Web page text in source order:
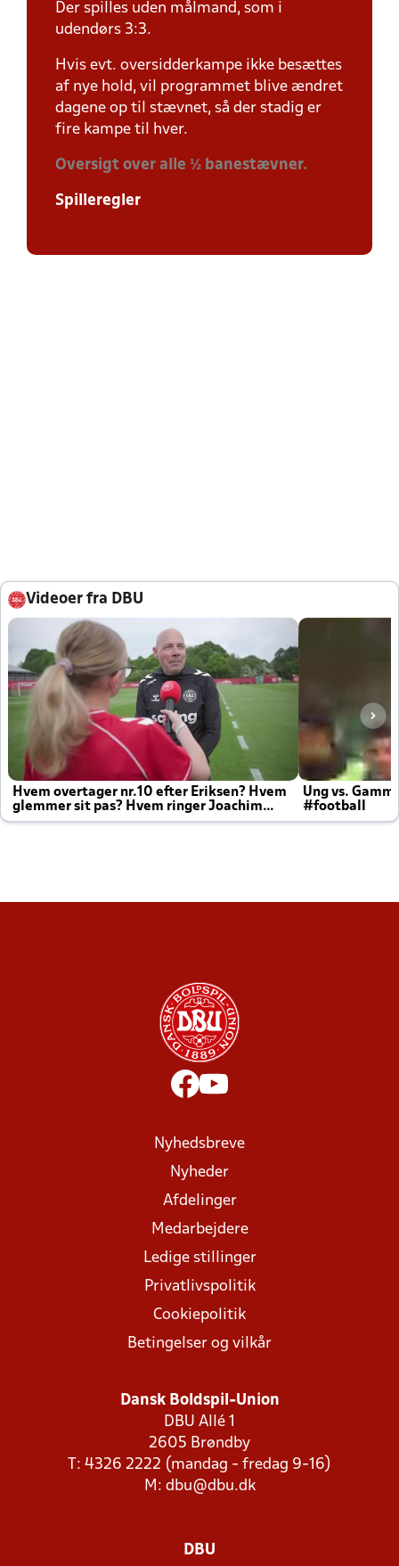
Der spilles uden målmand, som i
udendørs 3:3.
Hvis evt. oversidderkampe ikke besættes
af nye hold, vil programmet blive ændret
dagene op til stævnet, så der stadig er
fire kampe til hver.
Oversigt over alle ½ banestævner.
Spilleregler
Videoer fra DBU
Hvem overtager nr.10 efter Eriksen? Hvem
glemmer sit pas? Hvem ringer Joachim
altid til efter kampe?
Ung vs.
#football
Nyhedsbreve
Nyheder
Afdelinger
Medarbejdere
Ledige stillinger
Privatlivspolitik
Cookiepolitik
Betingelser og vilkår
Dansk Boldspil-Union
DBU Allé 1
2605 Brøndby
T: 4326 2222 (mandag - fredag 9-16)
M: dbu@dbu.dk
DBU